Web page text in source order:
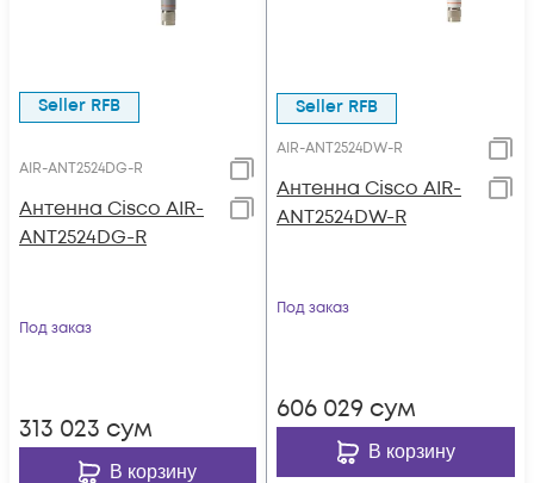
Seller RFB
AIR-ANT2524DG-R
Антенна Cisco AIR-
ANT2524DG-R
Под заказ
313 023 сум
В корзину
Seller RFB
AIR-ANT2524DW-R
Антенна Cisco AIR-
ANT2524DW-R
Под заказ
606 029 сум
В корзину